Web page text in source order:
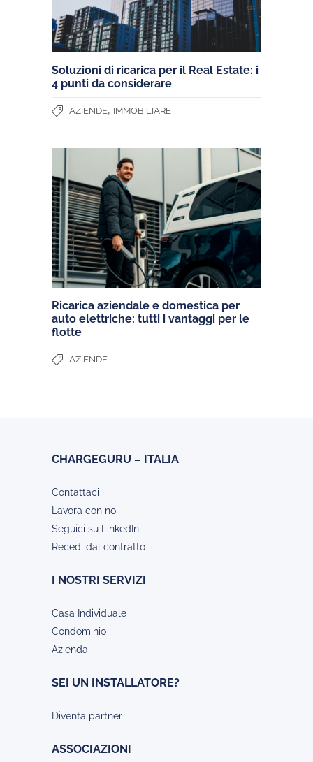
Soluzioni di ricarica per il Real Estate: i
4 punti da considerare
AZIENDE, IMMOBILIARE
Ricarica aziendale e domestica per
auto elettriche: tutti i vantaggi per le
flotte
AZIENDE
CHARGEGURU – ITALIA
Contattaci
Lavora con noi
Seguici su LinkedIn
Recedi dal contratto
I NOSTRI SERVIZI
Casa Individuale
Condominio
Azienda
SEI UN INSTALLATORE?
Diventa partner
ASSOCIAZIONI